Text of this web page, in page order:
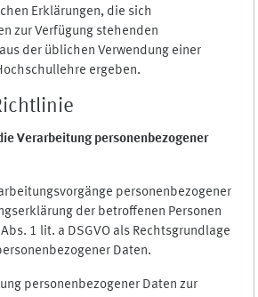
Erklärungen, die sich
zur Verfügung stehenden
der üblichen Verwendung einer
ergeben.
Verarbeitung personenbezogener
personenbezogener
der betroffenen Personen
1 lit. a DSGVO als Rechtsgrundlage
Daten.
personenbezogener Daten zur